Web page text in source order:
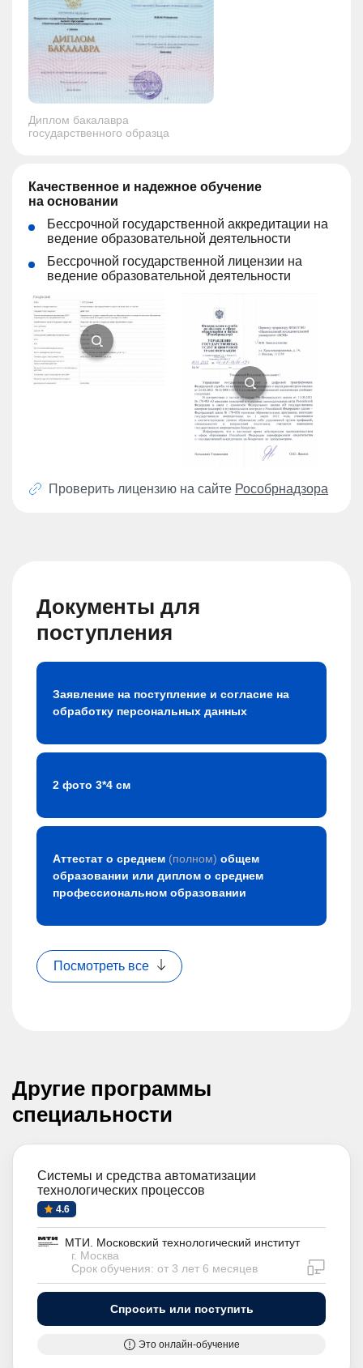
Диплом бакалавра
государственного образца
Качественное и надежное обучение
на основании
Бессрочной государственной аккредитации на
ведение образовательной деятельности
Бессрочной государственной лицензии на
ведение образовательной деятельности
Проверить лицензию на сайте Рособрнадзора
Документы для
поступления
Заявление на поступление и согласие на
обработку персональных данных
2 фото 3*4 см
Аттестат о среднем (полном) общем
образовании или диплом о среднем
профессиональном образовании
Посмотреть все
Другие программы
специальности
Системы и средства автоматизации
технологических процессов
4.6
МТИ. Московский технологический институт
г. Москва
Срок обучения: от 3 лет 6 месяцев
Спросить или поступить
Это онлайн-обучение